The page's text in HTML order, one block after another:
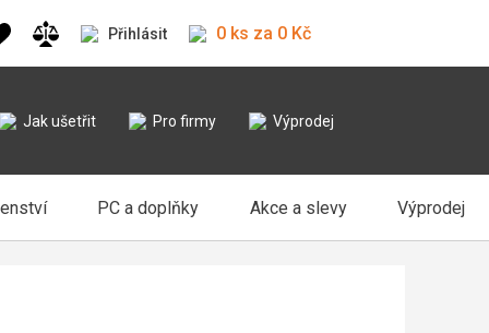
Přihlásit 0 ks za 0 Kč
Jak ušetřit Pro firmy Výprodej
PC a doplňky Akce a slevy Výprodej